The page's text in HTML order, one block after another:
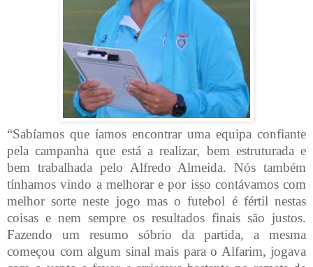
“Sabíamos que íamos encontrar uma equipa confiante
pela campanha que está a realizar, bem estruturada e
bem trabalhada pelo Alfredo Almeida. Nós também
tínhamos vindo a melhorar e por isso contávamos com
melhor sorte neste jogo mas o futebol é fértil nestas
coisas e nem sempre os resultados finais são justos.
Fazendo um resumo sóbrio da partida, a mesma
começou com algum sinal mais para o Alfarim, jogava